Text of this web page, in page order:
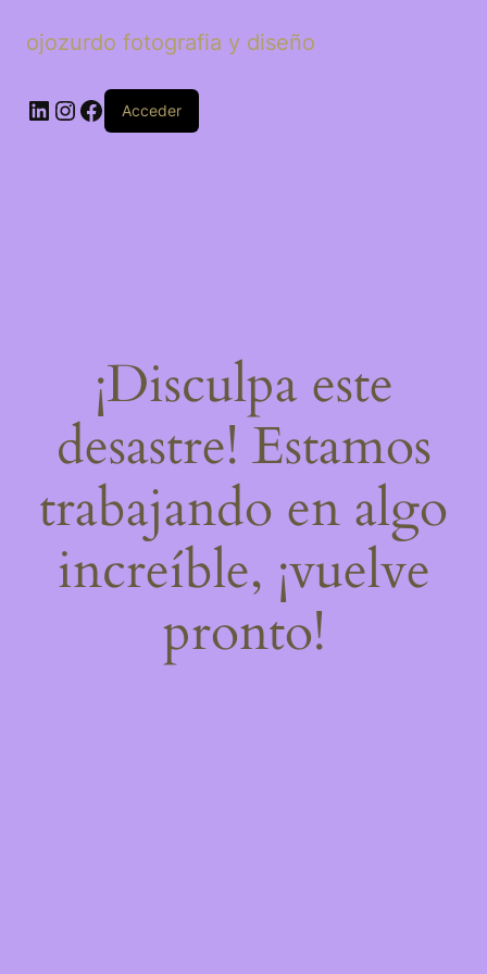
ojozurdo fotografia y diseño
LinkedIn
Instagram
Facebook
Acceder
¡Disculpa este
desastre! Estamos
trabajando en algo
increíble, ¡vuelve
pronto!